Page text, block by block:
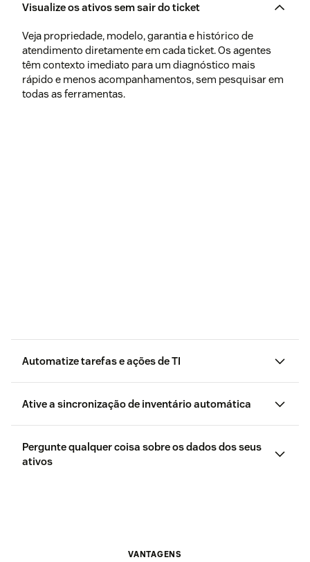
Visualize os ativos sem sair do ticket
Veja propriedade, modelo, garantia e histórico de
atendimento diretamente em cada ticket. Os agentes
têm contexto imediato para um diagnóstico mais
rápido e menos acompanhamentos, sem pesquisar em
todas as ferramentas.
Automatize tarefas e ações de TI
Ative a sincronização de inventário automática
Pergunte qualquer coisa sobre os dados dos seus
ativos
VANTAGENS